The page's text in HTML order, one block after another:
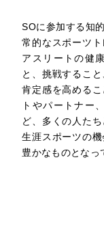
SOに参加する知
常的なスポーツト
アスリートの健
と、挑戦するこ
肯定感を高める
トやパートナー
ど、多くの人た
生涯スポーツの
豊かなものとなっ